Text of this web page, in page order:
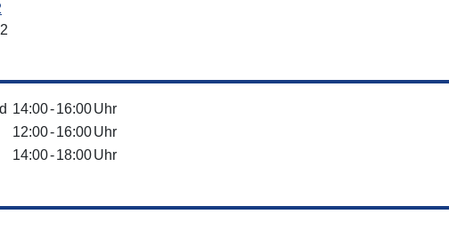
14:00-16:00Uhr
12:00-16:00Uhr
14:00-18:00Uhr